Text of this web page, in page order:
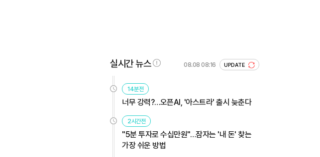
실시간 뉴스 08.08 08:16 UPDATE
14분전
너무 강력?…오픈AI, '아스트라' 출시 늦춘다
2시간전
"5분 투자로 수십만원"…잠자는 '내 돈' 찾는
가장 쉬운 방법